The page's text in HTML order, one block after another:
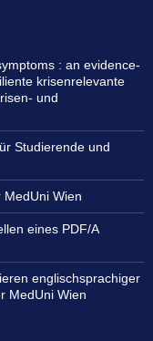
: an evidence-
krisenrelevante
und
Studierende und
Wien
eines PDF/A
englischsprachiger
MedUni Wien